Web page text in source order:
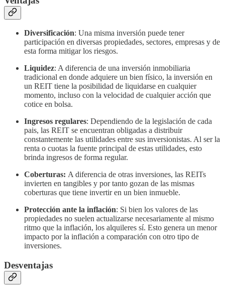
Diversificación: Una misma inversión puede tener
participación en diversas propiedades, sectores, empresas y de
esta forma mitigar los riesgos.
Liquidez: A diferencia de una inversión inmobiliaria
tradicional en donde adquiere un bien físico, la inversión en
un REIT tiene la posibilidad de liquidarse en cualquier
momento, incluso con la velocidad de cualquier acción que
cotice en bolsa.
Ingresos regulares: Dependiendo de la legislación de cada
pais, las REIT se encuentran obligadas a distribuir
constantemente las utilidades entre sus inversionistas. Al ser la
renta o cuotas la fuente principal de estas utilidades, esto
brinda ingresos de forma regular.
Coberturas: A diferencia de otras inversiones, las REITs
invierten en tangibles y por tanto gozan de las mismas
coberturas que tiene invertir en un bien inmueble.
Protección ante la inflación: Si bien los valores de las
propiedades no suelen actualizarse necesariamente al mismo
ritmo que la inflación, los alquileres sí. Esto genera un menor
impacto por la inflación a comparación con otro tipo de
inversiones.
Desventajas